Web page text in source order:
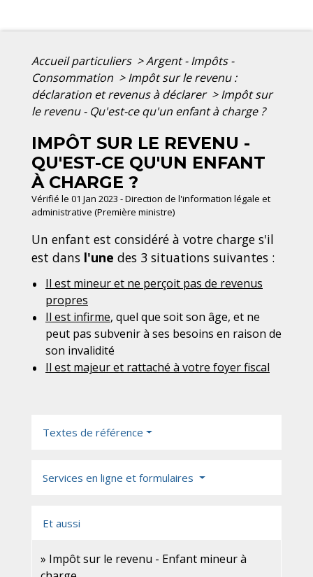
Accueil particuliers >Argent - Impôts -
Consommation > Impôt sur le revenu :
déclaration et revenus à déclarer > Impôt sur
le revenu - Qu'est-ce qu'un enfant à charge ?
IMPÔT SUR LE REVENU -
QU'EST-CE QU'UN ENFANT
À CHARGE ?
Vérifié le 01 Jan 2023 - Direction de l'information légale et
administrative (Première ministre)
Un enfant est considéré à votre charge s'il
est dans l'une des 3 situations suivantes :
Il est mineur et ne perçoit pas de revenus
propres
Il est infirme, quel que soit son âge, et ne
peut pas subvenir à ses besoins en raison de
son invalidité
Il est majeur et rattaché à votre foyer fiscal
Textes de référence
Services en ligne et formulaires
Et aussi
Impôt sur le revenu - Enfant mineur à